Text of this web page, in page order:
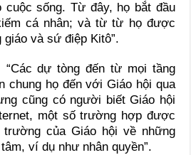
sống. Từ đây, họ bắt đầu
cá nhân; và từ từ họ được
và sứ điệp Kitô”.
“Các dự tòng đến từ mọi tầng
chung họ đến với Giáo hội qua
cũng có người biết Giáo hội
một số trường hợp được
của Giáo hội về những
ví dụ như nhân quyền”.